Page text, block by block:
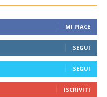
MI PIACE
SEGUI
SEGUI
ISCRIVITI